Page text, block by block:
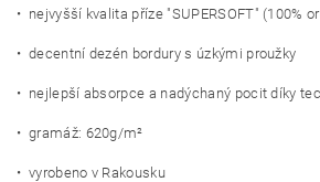
• nejvyšší kvalita příze "SUPERSOFT" (100%
• decentní dezén bordury s úzkými proužky
• nejlepší absorpce a nadýchaný pocit díky
• gramáž: 620g/m²
• vyrobeno v Rakousku